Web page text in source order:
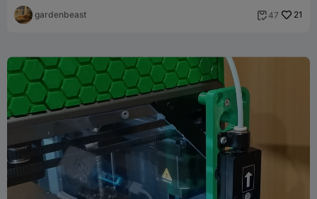
gardenbeast  47 21